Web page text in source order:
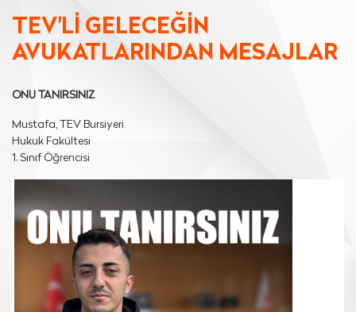
TEV'Lİ GELECEĞİN
AVUKATLARINDAN MESAJLAR
ONU TANIRSINIZ
Mustafa, TEV Bursiyeri
Hukuk Fakültesi
1. Sınıf Öğrencisi